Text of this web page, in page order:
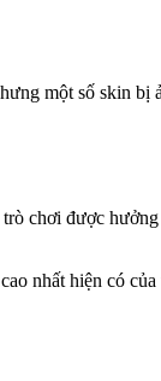
một số skin
chơi được
nhất hiện có